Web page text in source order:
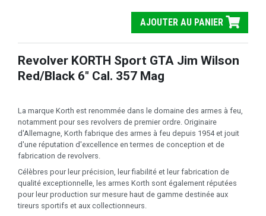
AJOUTER AU PANIER
Revolver KORTH Sport GTA Jim Wilson
Red/Black 6" Cal. 357 Mag
La marque Korth est renommée dans le domaine des armes à feu,
notamment pour ses revolvers de premier ordre. Originaire
d'Allemagne, Korth fabrique des armes à feu depuis 1954 et jouit
d'une réputation d'excellence en termes de conception et de
fabrication de revolvers.
Célèbres pour leur précision, leur fiabilité et leur fabrication de
qualité exceptionnelle, les armes Korth sont également réputées
pour leur production sur mesure haut de gamme destinée aux
tireurs sportifs et aux collectionneurs.